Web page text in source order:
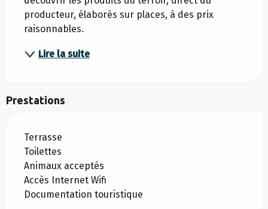
producteur, élaborés sur places, à des prix
raisonnables.
Lire la suite
Prestations
Terrasse
Toilettes
Animaux acceptés
Accès Internet Wifi
Documentation touristique